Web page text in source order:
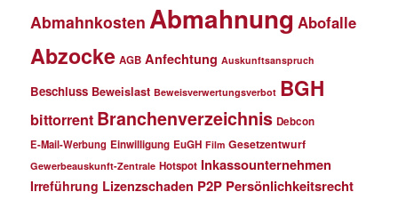
Abmahnkosten Abmahnung Abofalle
Abzocke AGB Anfechtung Auskunftsanspruch
Beschluss Beweislast Beweisverwertungsverbot BGH
bittorrent Branchenverzeichnis Debcon
E-Mail-Werbung Einwilligung EuGH Film Gesetzentwurf
Gewerbeauskunft-Zentrale Hotspot Inkassounternehmen
Irreführung Lizenzschaden P2P Persönlichkeitsrecht